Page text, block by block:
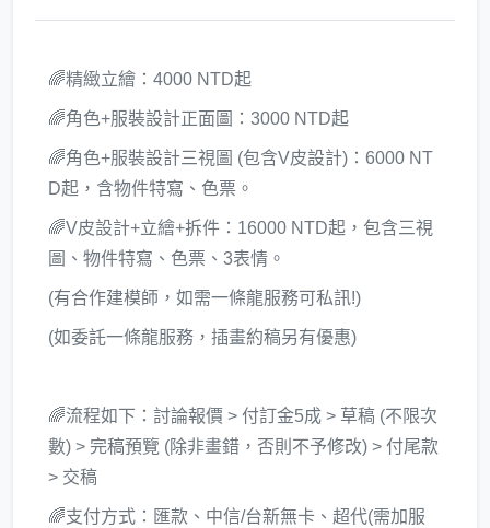
🌈精緻立繪：4000 NTD起
🌈角色+服裝設計正面圖：3000 NTD起
🌈角色+服裝設計三視圖 (包含V皮設計)：6000 NT
D起，含物件特寫、色票。
🌈V皮設計+立繪+拆件：16000 NTD起，包含三視
圖、物件特寫、色票、3表情。
(有合作建模師，如需一條龍服務可私訊!)
(如委託一條龍服務，插畫約稿另有優惠)
🌈流程如下：討論報價 > 付訂金5成 > 草稿 (不限次
數) > 完稿預覽 (除非畫錯，否則不予修改) > 付尾款
> 交稿
🌈支付方式：匯款、中信/台新無卡、超代(需加服